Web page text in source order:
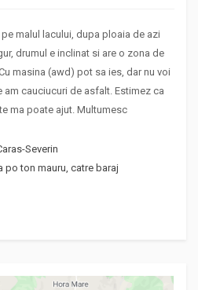
malul lacului, dupa ploaia de azi
drumul e inclinat si are o zona de
masina (awd) pot sa ies, dar nu voi
cauciucuri de asfalt. Estimez ca
ma poate ajut. Multumesc
Severin
po ton mauru, catre baraj